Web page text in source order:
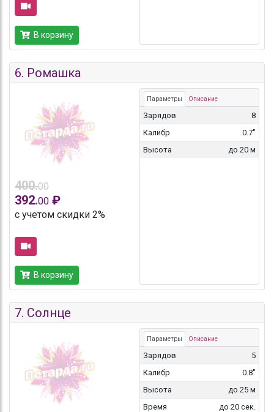
В корзину
6. Ромашка
400.00
392.00 ₽
с учетом скидки 2%
В корзину
Параметры Описание
Зарядов
8
Калибр
0.7"
Высота
до 20 м
7. Солнце
Параметры Описание
Зарядов
5
Калибр
0.8"
Высота
до 25 м
Время
до 20 сек.